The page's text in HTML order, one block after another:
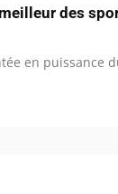
des
en puissance